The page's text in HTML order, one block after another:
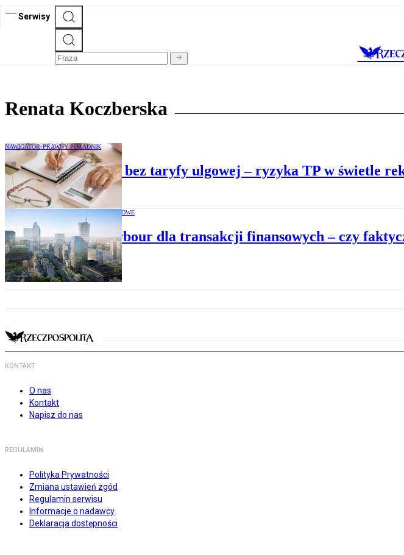
Serwisy
Renata Koczberska
NAWIGATOR PRAWNY PORADNIK
Wiążące polecenia bez taryfy ulgowej – ryzyka TP w świetle
CENY TRANSFEROWE
Safe harbour dla transakcji finansowych – czy
KONTAKT
O nas
Kontakt
Napisz do nas
REGULAMIN
Polityka Prywatności
Zmiana ustawień zgód
Regulamin serwisu
Informacje o nadawcy
Deklaracja dostępności